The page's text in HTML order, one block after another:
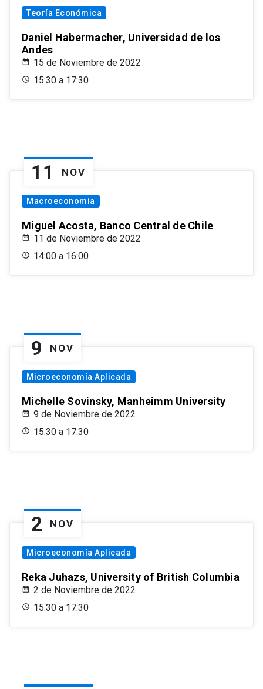
Teoría Económica
Daniel Habermacher, Universidad de los
Andes
15 de Noviembre de 2022
15:30 a 17:30
11 NOV
Macroeconomía
Miguel Acosta, Banco Central de Chile
11 de Noviembre de 2022
14:00 a 16:00
9 NOV
Microeconomía Aplicada
Michelle Sovinsky, Manheimm University
9 de Noviembre de 2022
15:30 a 17:30
2 NOV
Microeconomía Aplicada
Reka Juhazs, University of British Columbia
2 de Noviembre de 2022
15:30 a 17:30